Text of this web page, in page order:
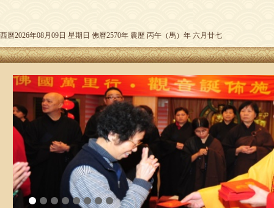
西曆2026年08月09日 星期日 佛曆2570年 農歷 丙午（馬）年 六月廿七
3 4 5 6 7 8